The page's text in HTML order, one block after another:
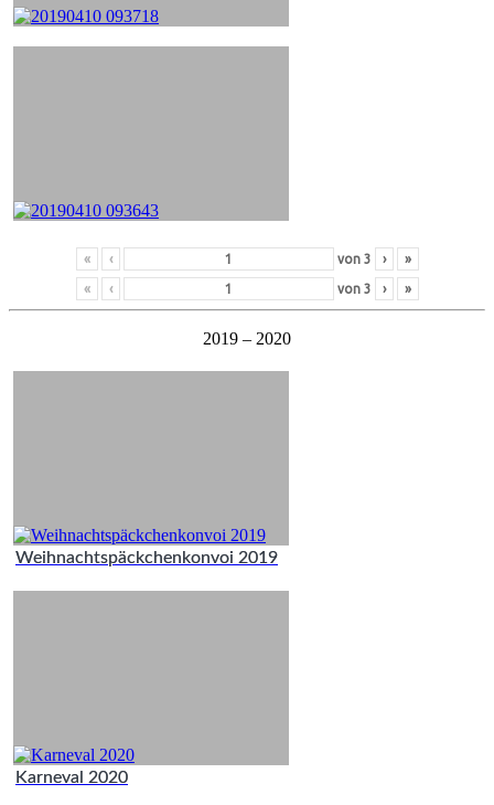
« ‹ von 3 › »
« ‹ von 3 › »
2019 – 2020
Weihnachtspäckchenkonvoi 2019
Karneval 2020